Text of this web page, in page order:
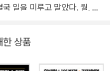
비에 한창인데 왜 내 일만 끝
리하게 사용하라고 말이다.
한 상품